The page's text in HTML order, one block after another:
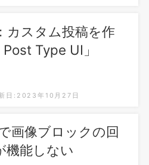
カスタム投稿を作
Type UI」
日:2023年10月27日
画像ブロックの回
機能しない